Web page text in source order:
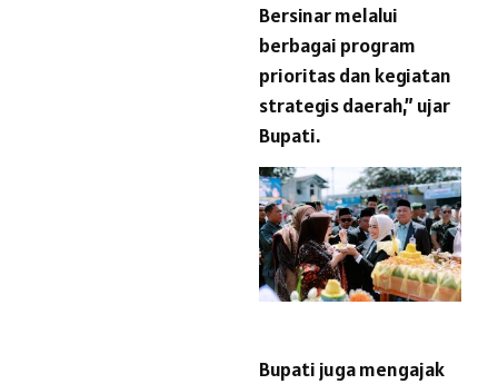
Bersinar melalui
berbagai program
prioritas dan kegiatan
strategis daerah,” ujar
Bupati.
Bupati juga mengajak